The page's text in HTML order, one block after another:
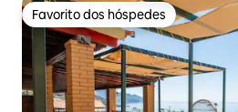
Favorito dos hóspedes
Favorito dos hóspedes